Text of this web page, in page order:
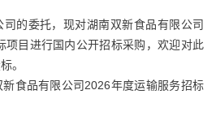
的委托，现对湖南双新食品有限公司
项目进行国内公开招标采购，欢迎对此
。
食品有限公司2026年度运输服务招标